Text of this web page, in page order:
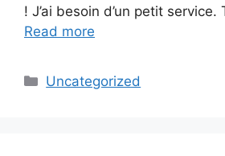
! J’ai besoin d’un petit
Read more
Categories
Uncategorized